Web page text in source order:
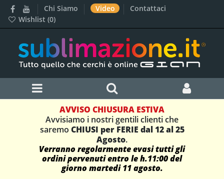
Chi Siamo Video
Contattaci
Wishlist (0)
AVVISO CHIUSURA ESTIVA
Avvisiamo i nostri gentili clienti che
saremo CHIUSI per FERIE dal 12 al 25
Agosto.
Verranno regolarmente evasi tutti gli
ordini pervenuti entro le h.11:00 del
giorno martedi 11 agosto.